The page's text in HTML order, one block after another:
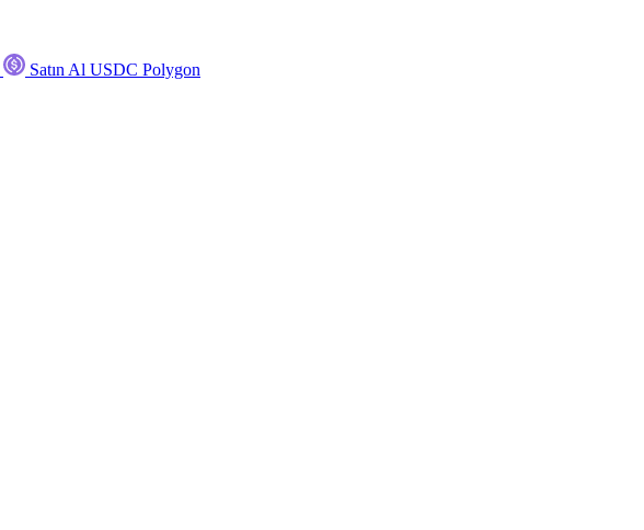
Satın Al USDC Polygon